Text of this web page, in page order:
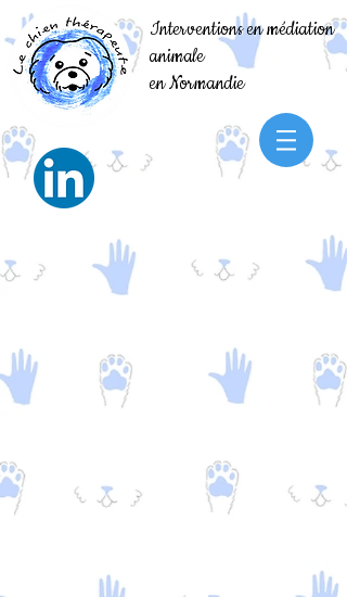
Interventions en médiation
animale
en Normandie